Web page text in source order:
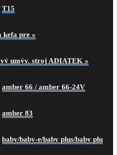
T15
kefa pre »
umýv. stroj ADIATEK »
amber 66 / amber 66-24V
amber 83
baby/baby-e/baby plus/baby plu